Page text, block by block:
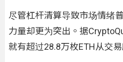
尽管杠杆清算导致市场情绪
力量却更为突出。据
就有超过28.8万枚ETH从交